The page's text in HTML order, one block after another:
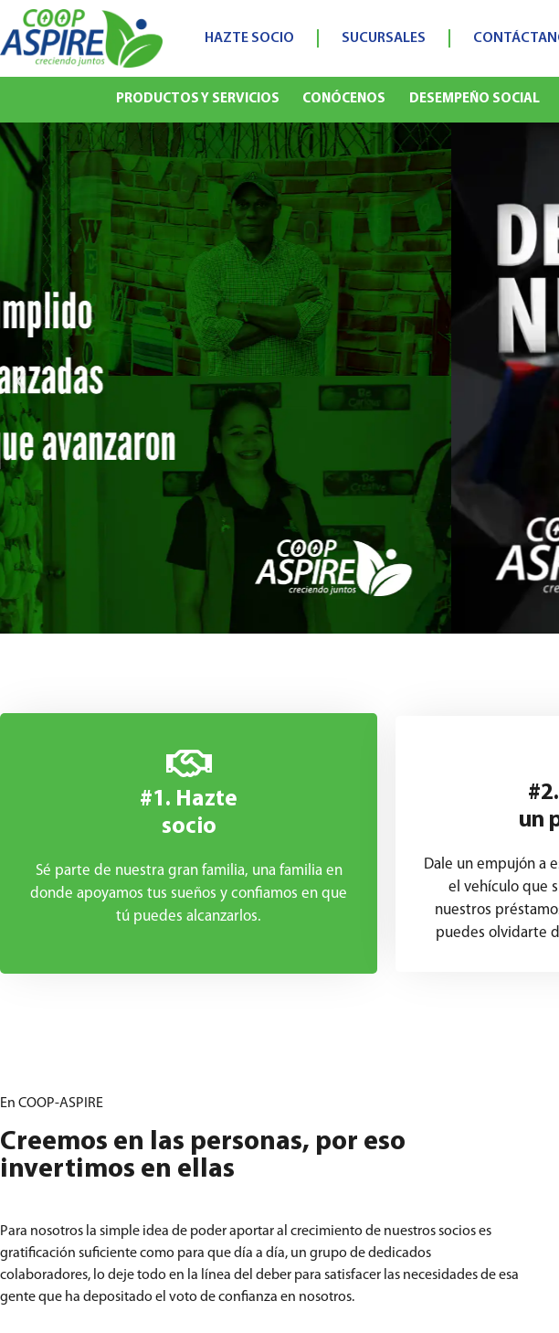
HAZTE SOCIO SUCURSALES
PRODUCTOS Y SERVICIOS CONÓCENOS DESEMPEÑO SOCIAL
#1. Hazte
socio
Sé parte de nuestra gran familia, una familia en
donde apoyamos tus sueños y confiamos en que
tú puedes alcanzarlos.
un
Dale un empujón a
el vehículo que
nuestros
puedes olvidarte
En COOP-ASPIRE
Creemos en las personas, por eso
invertimos en ellas
Para nosotros la simple idea de poder aportar al crecimiento de nuestros socios es
gratificación suficiente como para que día a día, un grupo de dedicados
colaboradores, lo deje todo en la línea del deber para satisfacer las necesidades de esa
gente que ha depositado el voto de confianza en nosotros.